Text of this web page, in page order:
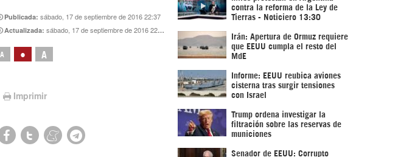
Publicada:sábado, 17 de septiembre de 2016 22:37
Actualizada:sábado, 17 de septiembre de 2016 22:59
A • A
Imprimir
contra la reforma de la Ley de
Tierras - Noticiero 13:30
Irán: Apertura de Ormuz requiere
que EEUU cumpla el resto del
MdE
Informe: EEUU reubica aviones
cisterna tras surgir tensiones
con Israel
Trump ordena investigar la
filtración sobre las reservas de
municiones
Senador de EEUU: Corrupto